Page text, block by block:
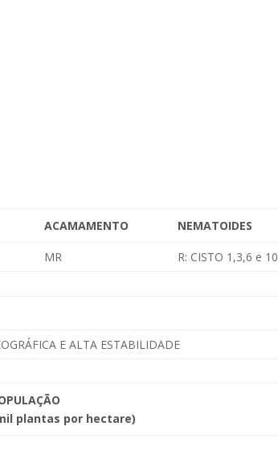
ACAMAMENTO NEMATOIDES
MR R: CISTO 1,3,6 e 10
E ALTA ESTABILIDADE
plantas por hectare)